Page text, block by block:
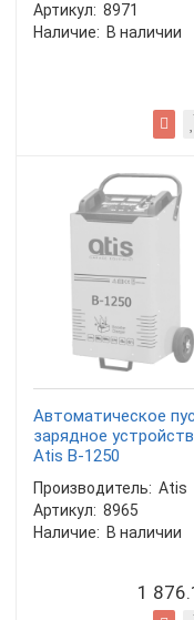
Артикул: 8971
Наличие: В наличии
Автоматическое
зарядное
Atis B-1250
Производитель: Atis
Артикул: 8965
Наличие: В наличии
1